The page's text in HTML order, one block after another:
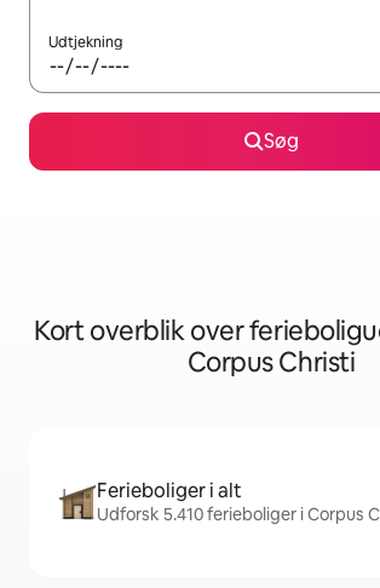
Udtjekning
Søg
Kort overblik over
Corpus Christi
Ferieboliger i alt
Udforsk 5.410 ferieboliger i Corpus